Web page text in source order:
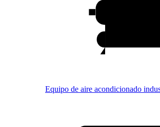
Equipo de aire acondicionado